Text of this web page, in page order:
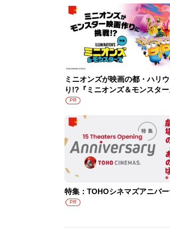
ミニオンズが映画の都・ハリ
り!?『ミニオンズ＆モンスタ
PR
特集：TOHOシネマズアニバ
PR